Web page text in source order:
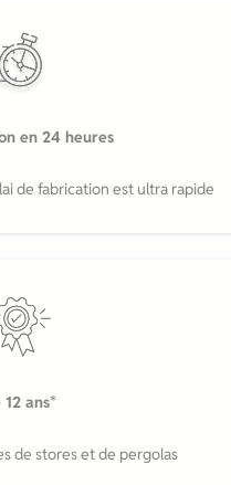
en 24 heures
de fabrication est ultra rapide
ans*
de stores et de pergolas